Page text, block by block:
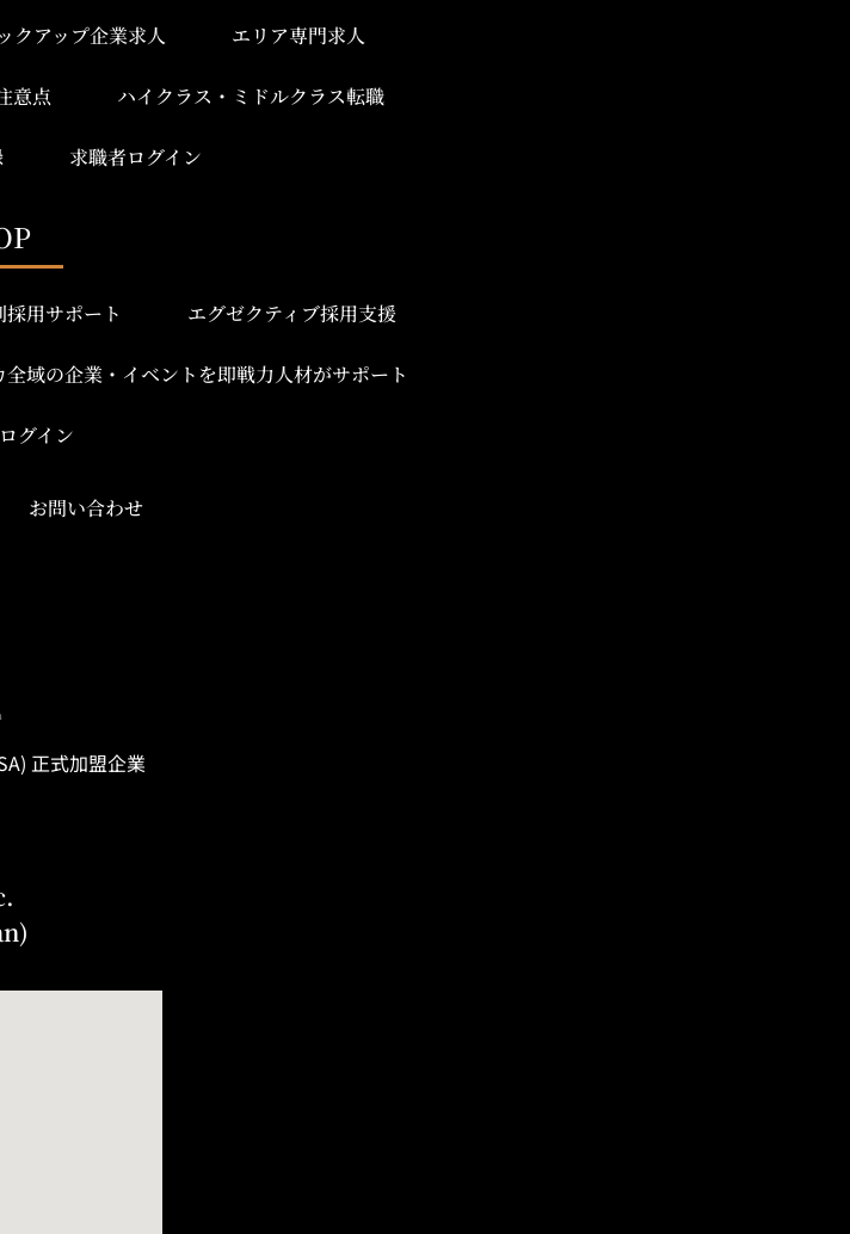
クアップ企業求人 エリア専門求人
意点 ハイクラス・ミドルクラス転職
求職者ログイン
採用サポート エグゼクティブ採用支援
域の企業・イベントを即戦力人材がサポート
グイン
お問い合わせ
正式加盟企業